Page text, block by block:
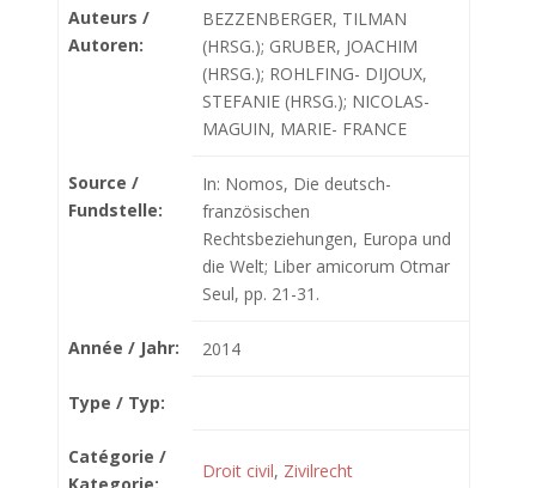
Auteurs /
Autoren:
BEZZENBERGER, TILMAN
(HRSG.); GRUBER, JOACHIM
(HRSG.); ROHLFING- DIJOUX,
STEFANIE (HRSG.); NICOLAS-
MAGUIN, MARIE- FRANCE
Source /
Fundstelle:
In: Nomos, Die deutsch-
französischen
Rechtsbeziehungen, Europa und
die Welt; Liber amicorum Otmar
Seul, pp. 21-31.
Année / Jahr: 2014
Type / Typ:
Catégorie /
Droit civil, Zivilrecht